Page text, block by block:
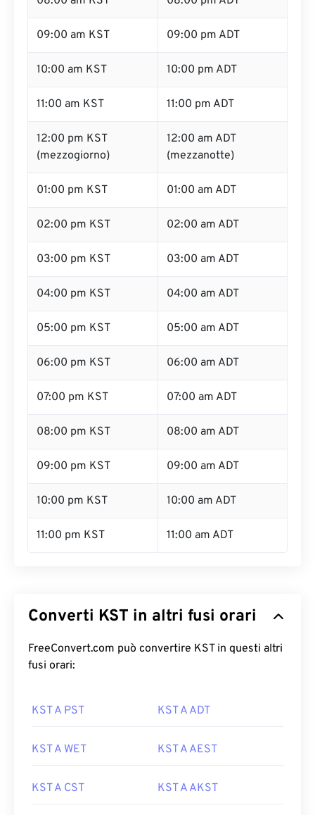
09:00 am KST 09:00 pm ADT
10:00 am KST 10:00 pm ADT
11:00 am KST 11:00 pm ADT
12:00 pm KST
(mezzogiorno)
12:00 am ADT
(mezzanotte)
01:00 pm KST 01:00 am ADT
02:00 pm KST 02:00 am ADT
03:00 pm KST 03:00 am ADT
04:00 pm KST 04:00 am ADT
05:00 pm KST 05:00 am ADT
06:00 pm KST 06:00 am ADT
07:00 pm KST 07:00 am ADT
08:00 pm KST 08:00 am ADT
09:00 pm KST 09:00 am ADT
10:00 pm KST 10:00 am ADT
11:00 pm KST 11:00 am ADT
Converti KST in altri fusi orari
FreeConvert.com può convertire KST in questi altri
fusi orari:
KST A PST KST A ADT
KST A WET KST A AEST
KST A CST KST A AKST